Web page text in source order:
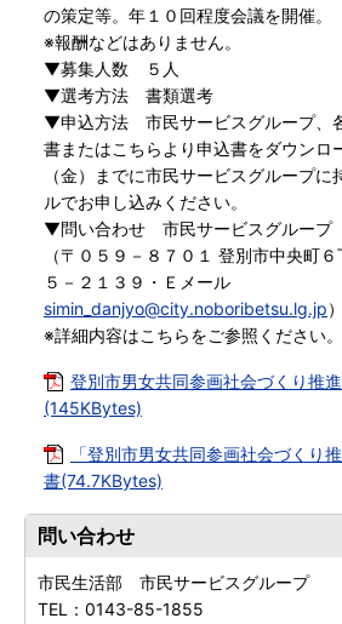
の策定等。年１０回程度会議を開催。
※報酬などはありません。
▼募集人数 ５人
▼選考方法 書類選考
▼申込方法 市民サービスグループ、
書またはこちらより申込書をダウンロ
（金）までに市民サービスグループ
ルでお申し込みください。
▼問い合わせ 市民サービスグループ
（〒０５９－８７０１ 登別市中央町
５－２１３９・Ｅメール
simin_danjyo@city.noboribetsu.lg.jp）
※詳細内容はこちらをご参照ください。
登別市男女共同参画社会づくり推
(145KBytes)
「登別市男女共同参画社会づくり
書(74.7KBytes)
問い合わせ
市民生活部 市民サービスグループ
TEL： 0143-85-1855